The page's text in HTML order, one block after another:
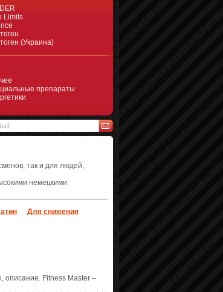
Limits
(Украина)
препараты
так и для людей,
немецкими
Для снижения
описание. Fitness Master –